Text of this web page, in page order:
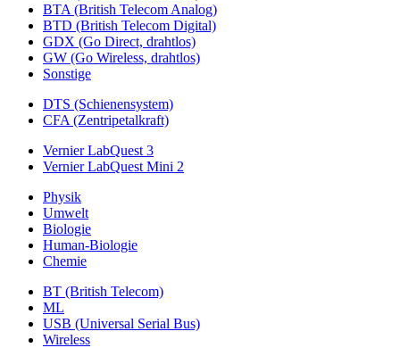
BTA (British Telecom Analog)
BTD (British Telecom Digital)
GDX (Go Direct, drahtlos)
GW (Go Wireless, drahtlos)
Sonstige
DTS (Schienensystem)
CFA (Zentripetalkraft)
Vernier LabQuest 3
Vernier LabQuest Mini 2
Physik
Umwelt
Biologie
Human-Biologie
Chemie
BT (British Telecom)
ML
USB (Universal Serial Bus)
Wireless